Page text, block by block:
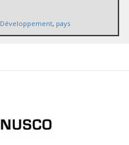
Développement, pays